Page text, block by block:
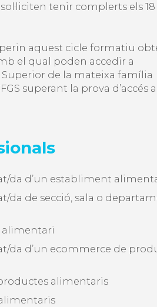
tenir complerts els
aquest cicle formatiu
el qual poden accedir a
Superior de la mateixa família
superant la prova d’accés a
da d’un establiment
da de secció, sala o
alimentari
da d’un ecommerce de
alimentaris